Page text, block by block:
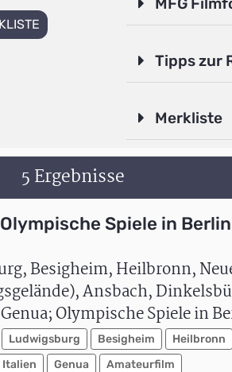
Tipps zur
Merkliste
5 Ergebnisse
Spiele in Berlin
Besigheim, Heilbronn,
Ansbach,
Olympische Spiele in
Ludwigsburg Besigheim Heilbronn
Italien Genua Amateurfilm